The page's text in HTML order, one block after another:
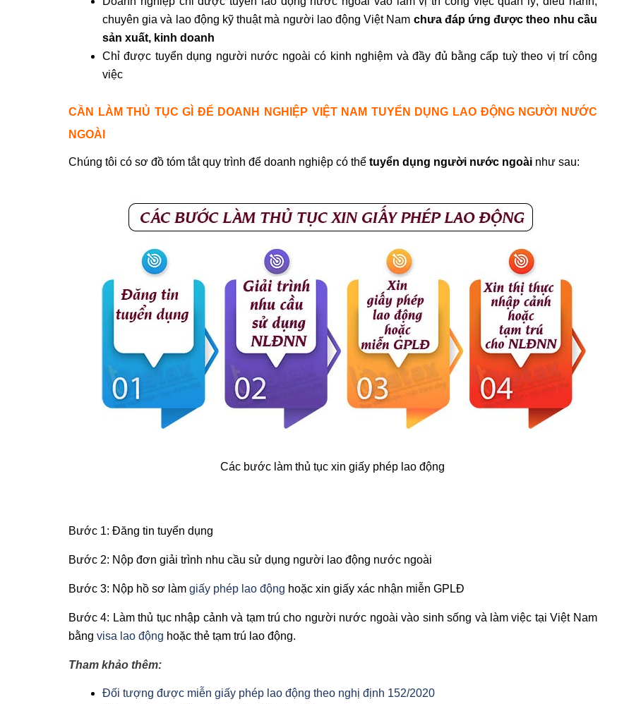
chuyên gia và lao động kỹ thuật mà người lao động Việt Nam chưa đáp ứng được theo nhu cầu
sản xuất, kinh doanh
Chỉ được tuyển dụng người nước ngoài có kinh nghiệm và đầy đủ bằng cấp tuỳ theo vị trí công
việc
CẦN LÀM THỦ TỤC GÌ ĐỂ DOANH NGHIỆP VIỆT NAM TUYỂN DỤNG LAO ĐỘNG NGƯỜI NƯỚC
NGOÀI
Chúng tôi có sơ đồ tóm tắt quy trình để doanh nghiệp có thể tuyển dụng người nước ngoài như sau:
Các bước làm thủ tục xin giấy phép lao động
Bước 1: Đăng tin tuyển dụng
Bước 2: Nộp đơn giải trình nhu cầu sử dụng người lao động nước ngoài
Bước 3: Nộp hồ sơ làm giấy phép lao động hoặc xin giấy xác nhận miễn GPLĐ
Bước 4: Làm thủ tục nhập cảnh và tạm trú cho người nước ngoài vào sinh sống và làm việc tại Việt Nam
bằng visa lao động hoặc thẻ tạm trú lao động.
Tham khảo thêm:
Đối tượng được miễn giấy phép lao động theo nghị định 152/2020